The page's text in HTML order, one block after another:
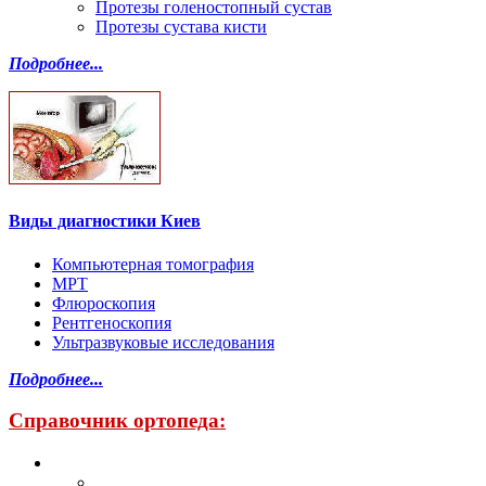
Протезы голеностопный сустав
Протезы сустава кисти
Подробнее...
Виды диагностики Киев
Компьютерная томография
МРТ
Флюроскопия
Рентгеноскопия
Ультразвуковые исследования
Подробнее...
Справочник ортопеда: